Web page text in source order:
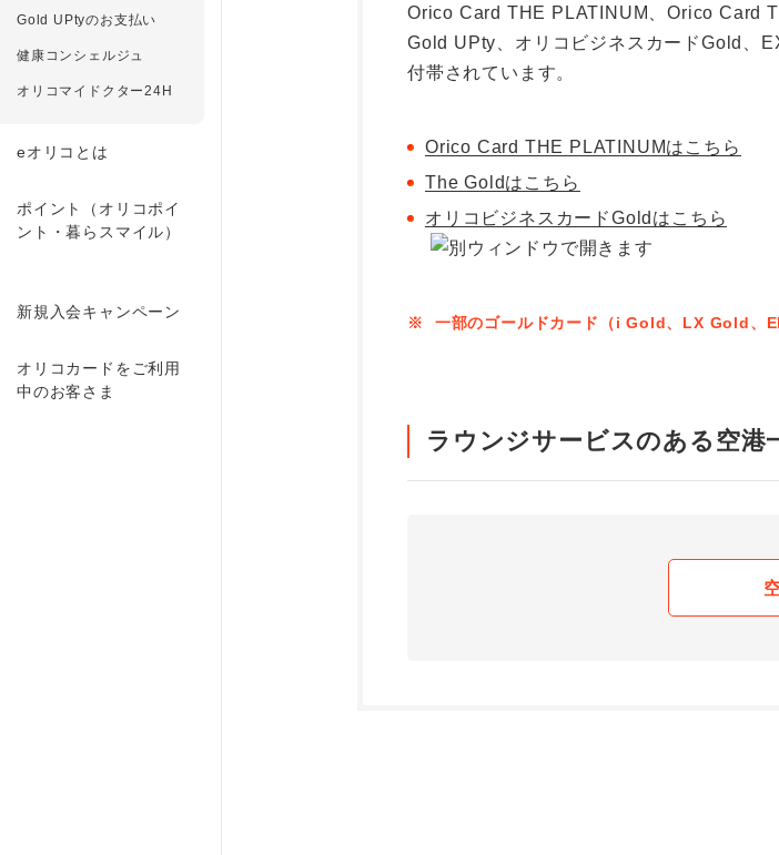
Gold UPtyのお支払い
健康コンシェルジュ
オリコマイドクター24H
eオリコとは
ポイント（オリコポイ
ント・暮らスマイル）
新規入会キャンペーン
オリコカードをご利用
中のお客さま
Orico Card THE PLATINUM、Orico Card
Gold UPty、オリコビジネスカードGold、
付帯されています。
Orico Card THE PLATINUMはこちら
The Goldはこちら
オリコビジネスカードGoldはこちら
※ 一部のゴールドカード（i Gold、LX Gold、
ラウンジサービスのある空港